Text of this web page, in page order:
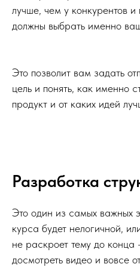
лучше, чем у конкурентов и
должны выбрать именно
Это позволит вам задать
цель и понять, как именно
продукт и от каких идей
Разработка
Это один из самых важных
курса будет нелогичной,
не раскроет тему до
досмотреть видео и вовсе